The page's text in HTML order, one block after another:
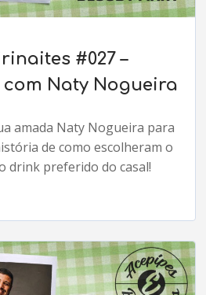
#027 –
com Naty Nogueira
amada Naty Nogueira para
de como escolheram o
drink preferido do casal!